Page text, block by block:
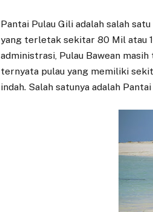
Pantai Pulau Gili adalah salah
yang terletak sekitar 80 Mil atau
administrasi, Pulau Bawean
ternyata pulau yang memiliki
indah. Salah satunya adalah